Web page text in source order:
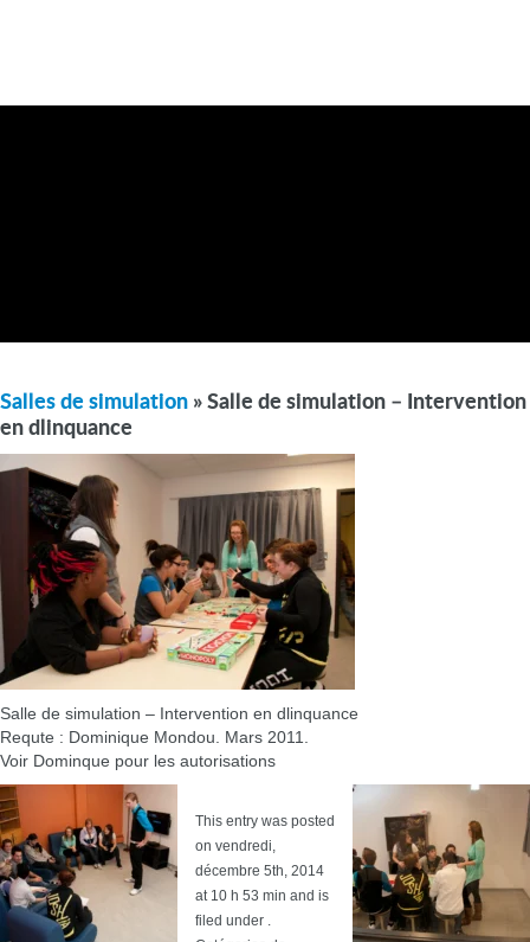
Salles de simulation » Salle de simulation – Intervention
en dlinquance
Salle de simulation – Intervention en dlinquance
Requte : Dominique Mondou. Mars 2011.
Voir Dominque pour les autorisations
This entry was posted
on vendredi,
décembre 5th, 2014
at 10 h 53 min and is
filed under .